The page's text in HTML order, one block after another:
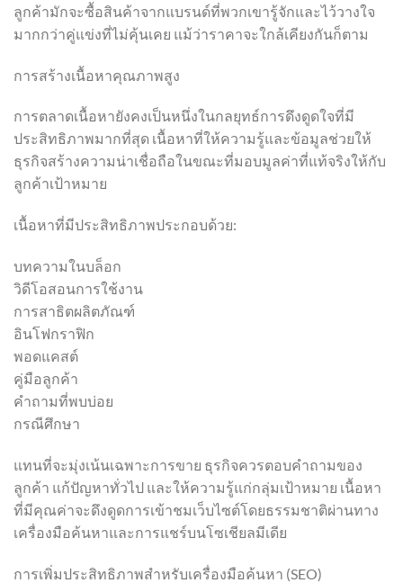
ลูกค้ามักจะซื้อสินค้าจากแบรนด์ที่พวกเขารู้จักและไว้วางใจ
มากกว่าคู่แข่งที่ไม่คุ้นเคย แม้ว่าราคาจะใกล้เคียงกันก็ตาม
การสร้างเนื้อหาคุณภาพสูง
การตลาดเนื้อหายังคงเป็นหนึ่งในกลยุทธ์การดึงดูดใจที่มี
ประสิทธิภาพมากที่สุด เนื้อหาที่ให้ความรู้และข้อมูลช่วยให้
ธุรกิจสร้างความน่าเชื่อถือในขณะที่มอบมูลค่าที่แท้จริงให้กับ
ลูกค้าเป้าหมาย
เนื้อหาที่มีประสิทธิภาพประกอบด้วย:
บทความในบล็อก
วิดีโอสอนการใช้งาน
การสาธิตผลิตภัณฑ์
อินโฟกราฟิก
พอดแคสต์
คู่มือลูกค้า
คำถามที่พบบ่อย
กรณีศึกษา
แทนที่จะมุ่งเน้นเฉพาะการขาย ธุรกิจควรตอบคำถามของ
ลูกค้า แก้ปัญหาทั่วไป และให้ความรู้แก่กลุ่มเป้าหมาย เนื้อหา
ที่มีคุณค่าจะดึงดูดการเข้าชมเว็บไซต์โดยธรรมชาติผ่านทาง
เครื่องมือค้นหาและการแชร์บนโซเชียลมีเดีย
การเพิ่มประสิทธิภาพสำหรับเครื่องมือค้นหา (SEO)